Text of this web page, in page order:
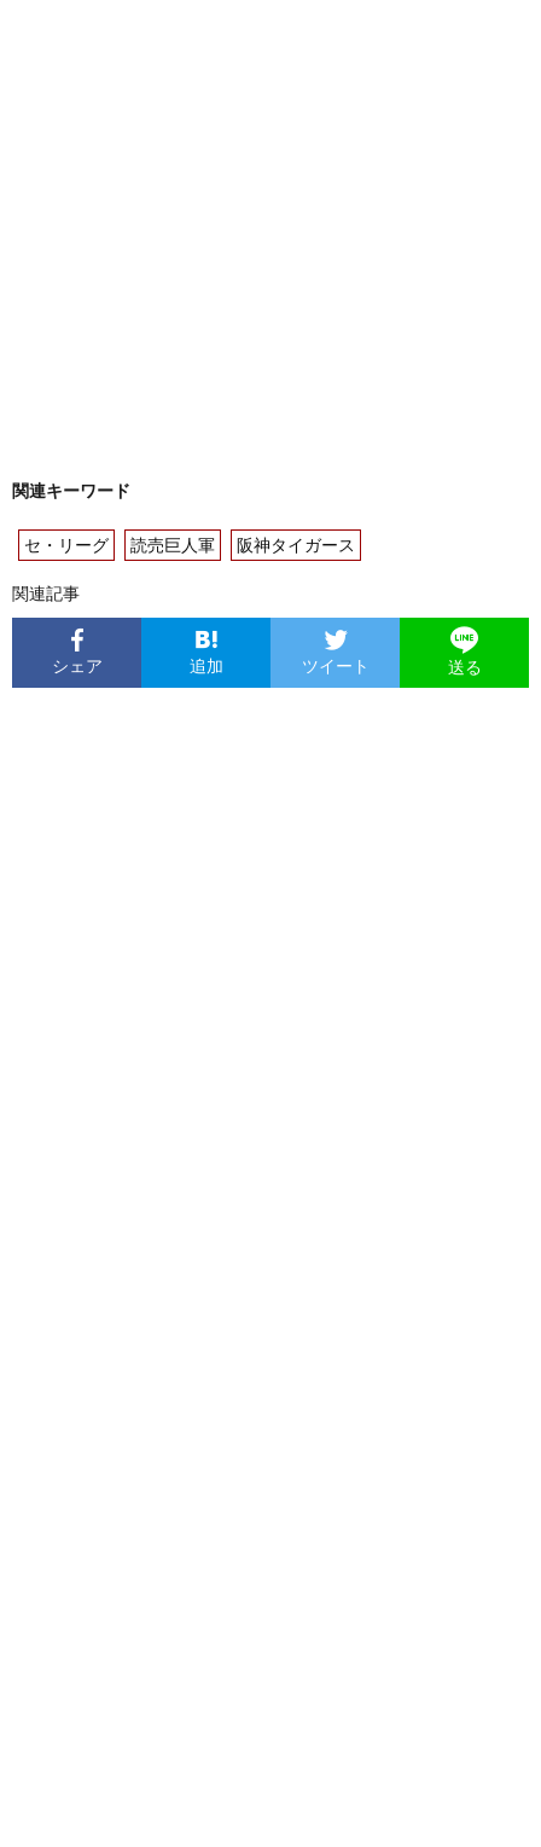
関連キーワード
セ・リーグ 読売巨人軍 阪神タイガース
関連記事
シェア 追加 ツイート 送る